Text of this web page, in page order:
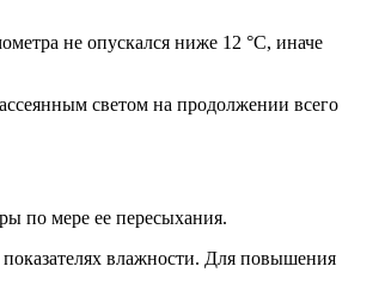
не опускался ниже 12 °С, иначе
светом на продолжении всего
по мере ее пересыхания.
влажности. Для повышения